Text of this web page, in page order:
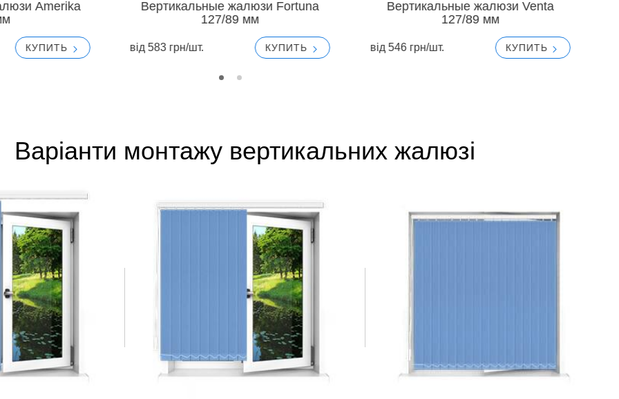
Amerika
КУПИТЬ
Вертикальные жалюзи Fortuna
127/89 мм
вiд 583 грн/шт. КУПИТЬ
Вертикальные жалюзи Venta
127/89 мм
вiд 546 грн/шт. КУПИТЬ
Варіанти монтажу вертикальних жалюзі